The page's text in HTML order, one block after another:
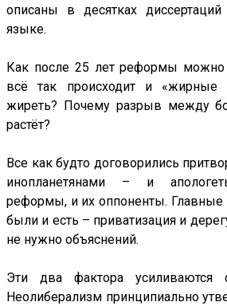
описаны в десятках
языке.
Как после 25 лет реформы можно
всё так происходит и «жирные
жиреть? Почему разрыв между
растёт?
Все как будто договорились
инопланетянами – и
реформы, и их оппоненты.
были и есть – приватизация и
не нужно объяснений.
Эти два фактора усиливаются
Неолиберализм принципиально